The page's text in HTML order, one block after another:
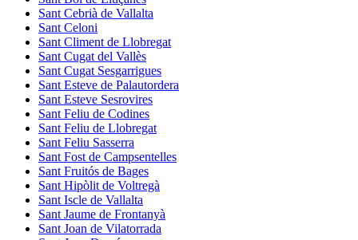
Sant Cebrià de Vallalta
Sant Celoni
Sant Climent de Llobregat
Sant Cugat del Vallès
Sant Cugat Sesgarrigues
Sant Esteve de Palautordera
Sant Esteve Sesrovires
Sant Feliu de Codines
Sant Feliu de Llobregat
Sant Feliu Sasserra
Sant Fost de Campsentelles
Sant Fruitós de Bages
Sant Hipòlit de Voltregà
Sant Iscle de Vallalta
Sant Jaume de Frontanyà
Sant Joan de Vilatorrada